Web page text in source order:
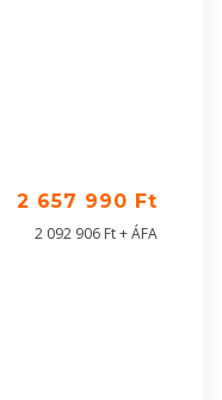
2 657 990 Ft
2 092 906 Ft + ÁFA